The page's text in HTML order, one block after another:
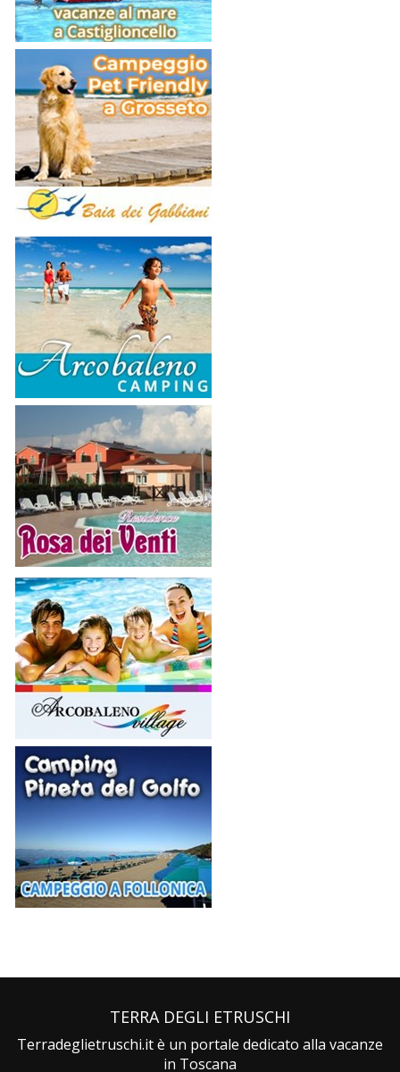
TERRA DEGLI ETRUSCHI
Terradeglietruschi.it è un portale dedicato alla vacanze
in Toscana